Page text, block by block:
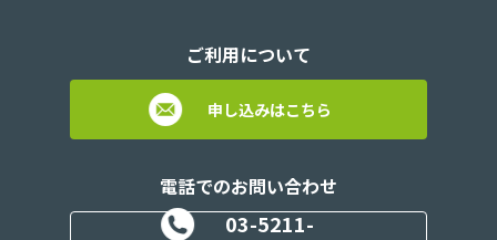
ご利用について
申し込みはこちら
電話でのお問い合わせ
03-5211-